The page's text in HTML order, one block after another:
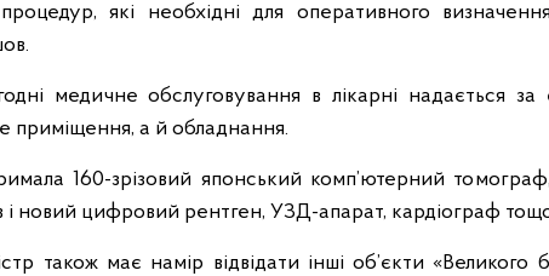
які необхідні для оперативного
медичне обслуговування в лікарні надається
приміщення, а й обладнання.
160-зрізовий японський комп’ютерний
і новий цифровий рентген, УЗД-апарат, кардіограф
також має намір відвідати інші об’єкти